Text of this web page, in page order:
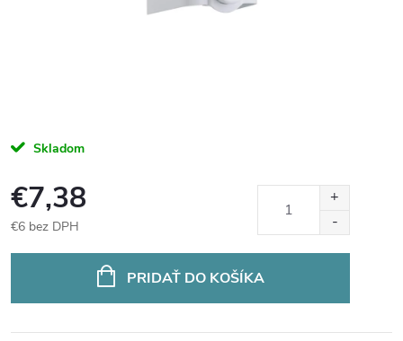
Skladom
€7,38
€6 bez DPH
PRIDAŤ DO KOŠÍKA